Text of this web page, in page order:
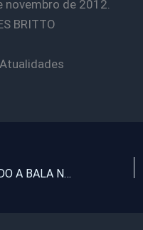
novembro de 2012.
BRITTO
JOVEM É EXECUTADO A BALA NO CSU DE ITAPAJÉ